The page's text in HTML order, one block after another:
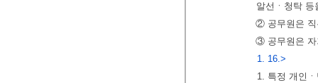
알선ㆍ청탁
② 공무원은 직
③ 공무원은 자
1. 16.>
1. 특정 개인